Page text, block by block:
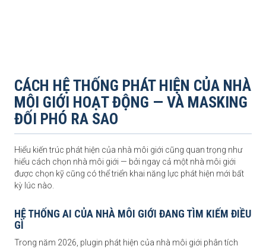
CÁCH HỆ THỐNG PHÁT HIỆN CỦA NHÀ
MÔI GIỚI HOẠT ĐỘNG — VÀ MASKING
ĐỐI PHÓ RA SAO
Hiểu kiến trúc phát hiện của nhà môi giới cũng quan trọng như
hiểu cách chọn nhà môi giới — bởi ngay cả một nhà môi giới
được chọn kỹ cũng có thể triển khai năng lực phát hiện mới bất
kỳ lúc nào.
HỆ THỐNG AI CỦA NHÀ MÔI GIỚI ĐANG TÌM KIẾM ĐIỀU
GÌ
Trong năm 2026, plugin phát hiện của nhà môi giới phân tích